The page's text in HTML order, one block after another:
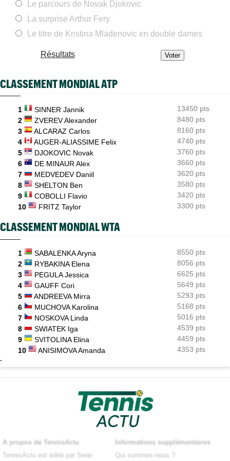
Alexander Zverev s'est raté : "Le pire match de ma saison"
ATP - Blessure
Frances Tiafoe opéré de la main droite après son abandon
Carnet Rose
Caroline Garcia est devenue la maman d’un petit Pablo...
Comme Carlos Alcaraz, Holger Rune n'ira pas à Cincinnati
Daniil Medvedev après son échec : "Il n’y a pas d’explication"
08/08
US Open
Elsa Jacquemot va éviter les périlleuses qualifications à New
York
Le parcours de Novak Djokovic
La surprise Arthur Fery
Le titre de Kristina Mladenovic en double dames
Résultats
CLASSEMENT MONDIAL ATP
1 SINNER Jannik
13450 pts
2
ZVEREV Alexander
8480 pts
3
ALCARAZ Carlos
8160 pts
4
AUGER-ALIASSIME Felix
4740 pts
5
DJOKOVIC Novak
3760 pts
6
DE MINAUR Alex
3660 pts
7
MEDVEDEV Daniil
3620 pts
8
SHELTON Ben
3580 pts
9
COBOLLI Flavio
3420 pts
10
FRITZ Taylor 3300 pts
CLASSEMENT MONDIAL WTA
1 SABALENKA Aryna
8550 pts
2
RYBAKINA Elena
8056 pts
3
PEGULA Jessica
6625 pts
4
GAUFF Cori
5649 pts
5
ANDREEVA Mirra
5293 pts
6
MUCHOVA Karolina
5168 pts
7
NOSKOVA Linda
5016 pts
8
SWIATEK Iga
4539 pts
9
SVITOLINA Elina
4459 pts
10
ANISIMOVA Amanda 4353 pts
-
A propos de TennisActu
TennisActu est édité par Swar-
Informations supplémentaires
Qui sommes-nous ?